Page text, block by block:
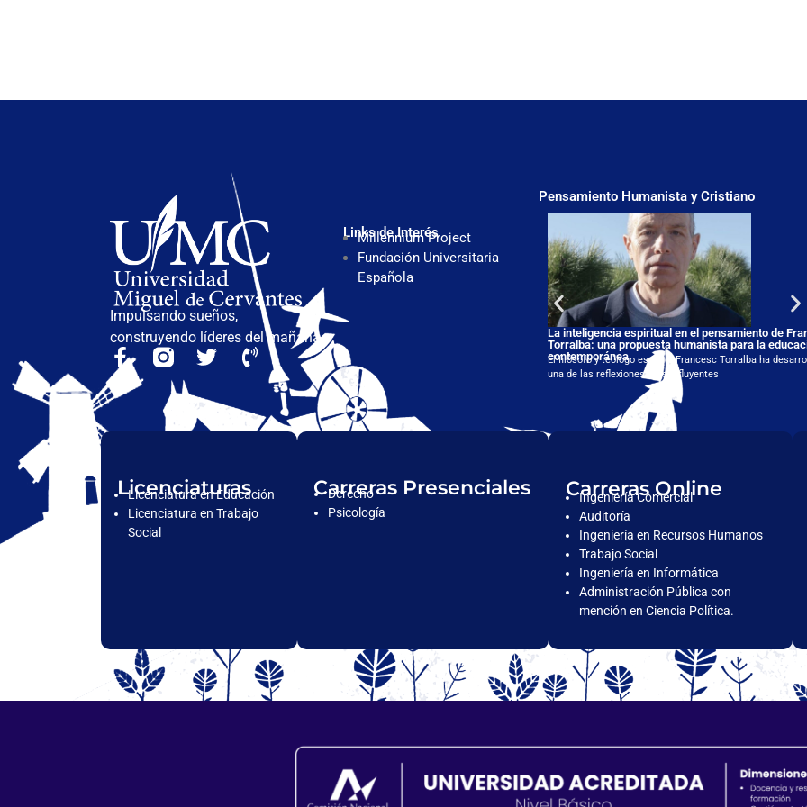
Impulsando sueños,
construyendo líderes del mañana.
Links de Interés
Millennium Project
Fundación Universitaria
Española
Pensamiento Humanista y Cristiano
La inteligencia espiritual en el pensamiento de
Torralba: una propuesta humanista para la
contemporánea
El filósofo y teólogo español Francesc Torralba ha
una de las reflexiones más influyentes
Licenciaturas
Licenciatura en Educación
Licenciatura en Trabajo
Social
Carreras Presenciales
Derecho
Psicología
Carreras Online
Ingeniería Comercial
Auditoría
Ingeniería en Recursos Humanos
Trabajo Social
Ingeniería en Informática
Administración Pública con
mención en Ciencia Política.